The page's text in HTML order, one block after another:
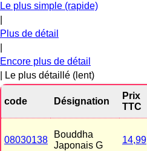
Le plus simple (rapide)
Plus de détail
Encore plus de détail
| Le plus détaillé (lent)
code Désignation
Prix
TTC
08030138
Bouddha
Japonais G
14,99